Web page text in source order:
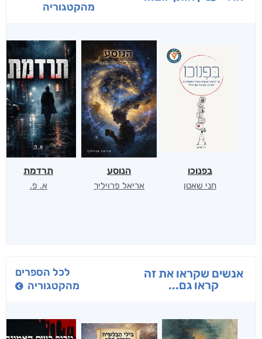
מהקטגוריה
בפנוכו
חני שאטן
הנוסע
אריאל פרויליך
תרדמת
א. פ.
אנשים שקראו את זה
קראו גם...
לכל הספרים
מהקטגוריה